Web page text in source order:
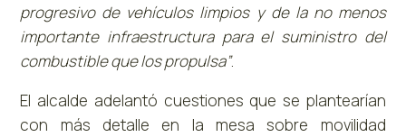
progresivo de vehículos limpios y de la no menos
importante infraestructura para el suministro del
combustible que los propulsa”.
El alcalde adelantó cuestiones que se plantearían
con más detalle en la mesa sobre movilidad